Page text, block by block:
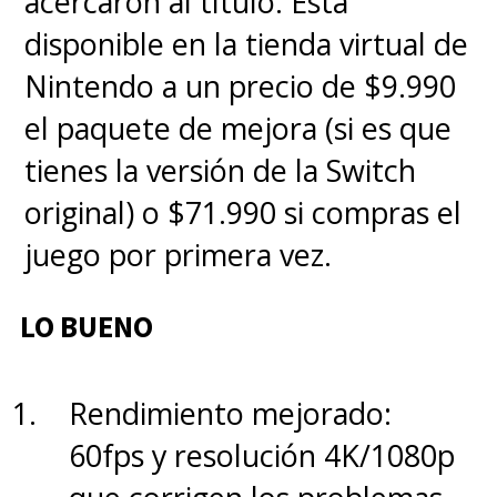
evitar lacomparación con la
anterior entrega Mario
Tennis Acesy claramente esta
nueva entrega se siente más
completa en modos y
personajes, con un online que
mantener estabilidad. Donde
contenido y profundidad, Fever
intenta corregir el rumbo con
disponible en la tienda virtual de
Nintendo a un precio de $9.990
el paquete de mejora (si es que
tienes la versión de la Switch
original) o $71.990 si compras el
juego por primera vez.
LO BUENO
Rendimiento mejorado:
60fps y resolución 4K/1080p